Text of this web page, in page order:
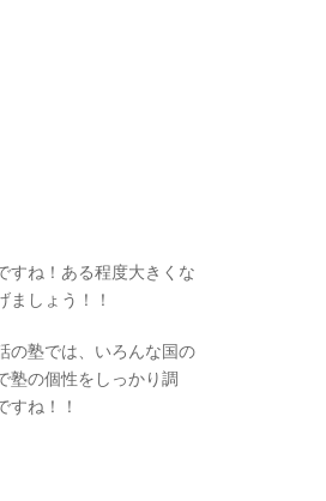
すね！ある程度大きくな
しょう！！
の塾では、いろんな国の
塾の個性をしっかり調
すね！！